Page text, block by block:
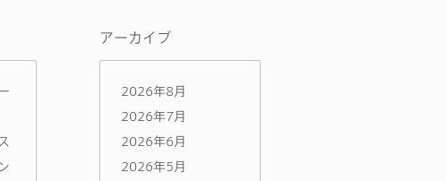
アーカイブ
2026年8月
2026年7月
2026年6月
2026年5月